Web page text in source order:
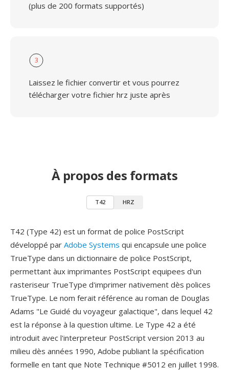
(plus de 200 formats supportés)
3
Laissez le fichier convertir et vous pourrez
télécharger votre fichier hrz juste après
À propos des formats
T42 HRZ
T42 (Type 42) est un format de police PostScript
développé par Adobe Systems qui encapsule une police
TrueType dans un dictionnaire de police PostScript,
permettant àux imprimantes PostScript equipees d'un
rasteriseur TrueType d'imprimer nativement dès polices
TrueType. Le nom ferait référence au roman de Douglas
Adams "Le Guidé du voyageur galactique", dans lequel 42
est la réponse à la question ultime. Le Type 42 a été
introduit avec l'interpreteur PostScript version 2013 au
milieu dès années 1990, Adobe publiant la spécification
formelle en tant que Note Technique #5012 en juillet 1998.